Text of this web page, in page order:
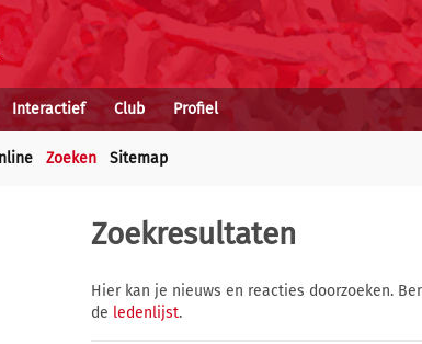
Interactief Club Profiel
Zoeken Sitemap
Zoekresultaten
Hier kan je nieuws en reacties doorzoeken.
de ledenlijst.